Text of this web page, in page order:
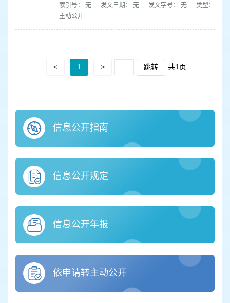
索引号： 无 发文日期： 无 发文字号： 无
类型：
主动公开
< 1 > 跳转 共1页
信息公开指南
信息公开规定
信息公开年报
依申请转主动公开